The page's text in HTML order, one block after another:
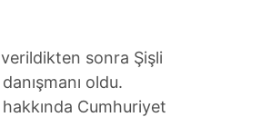
sonra Şişli
oldu.
Cumhuriyet